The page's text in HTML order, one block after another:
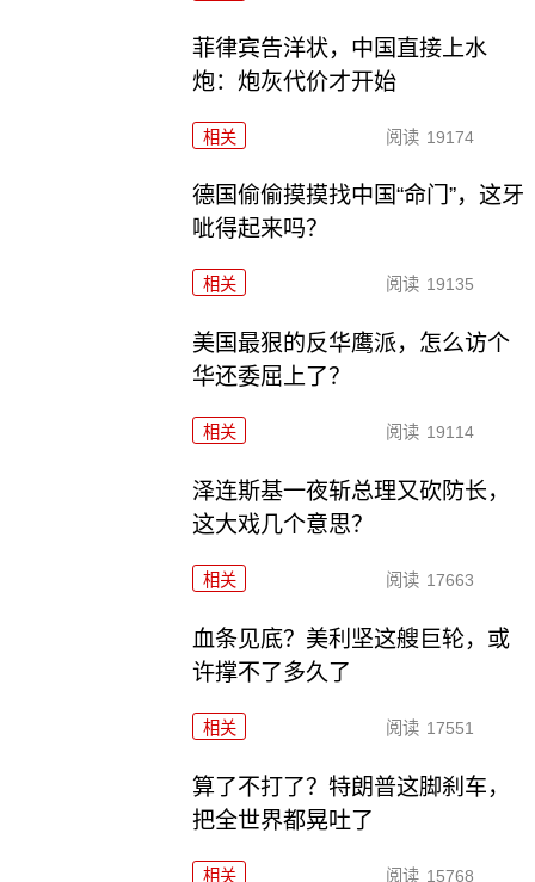
菲律宾告洋状，中国直接上水
炮：炮灰代价才开始
相关 阅读 19174
德国偷偷摸摸找中国“命门”，这牙
呲得起来吗？
相关 阅读 19135
美国最狠的反华鹰派，怎么访个
华还委屈上了？
相关 阅读 19114
泽连斯基一夜斩总理又砍防长，
这大戏几个意思？
相关 阅读 17663
血条见底？美利坚这艘巨轮，或
许撑不了多久了
相关 阅读 17551
算了不打了？特朗普这脚刹车，
把全世界都晃吐了
相关 阅读 15768